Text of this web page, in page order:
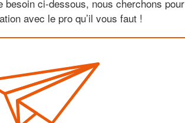
besoin ci-dessous, nous cherchons pour
avec le pro qu’il vous faut !